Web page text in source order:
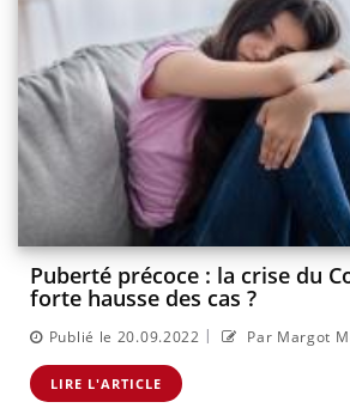
Puberté précoce : la crise du
forte hausse des cas ?
Publié le 20.09.2022 | Par Margot
LIRE L'ARTICLE